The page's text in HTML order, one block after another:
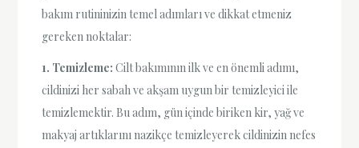
bakım rutininizin temel adımları ve dikkat etmeniz
gereken noktalar:
1. Temizleme: Cilt bakımının ilk ve en önemli adımı,
cildinizi her sabah ve akşam uygun bir temizleyici ile
temizlemektir. Bu adım, gün içinde biriken kir, yağ ve
makyaj artıklarını nazikçe temizleyerek cildinizin nefes